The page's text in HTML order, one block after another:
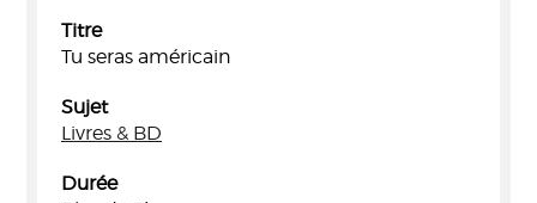
Titre
Tu seras américain
Sujet
Livres & BD
Durée